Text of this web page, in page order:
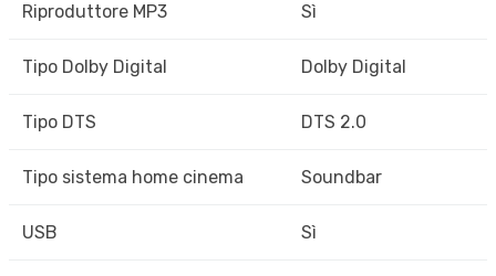
Riproduttore MP3 Sì
Tipo Dolby Digital Dolby Digital
Tipo DTS DTS 2.0
Tipo sistema home cinema Soundbar
USB Sì